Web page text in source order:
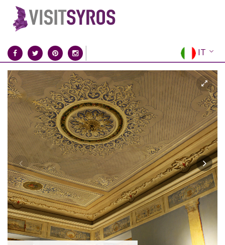
IT
EN
EL
FR
DE
ES
RU
CN